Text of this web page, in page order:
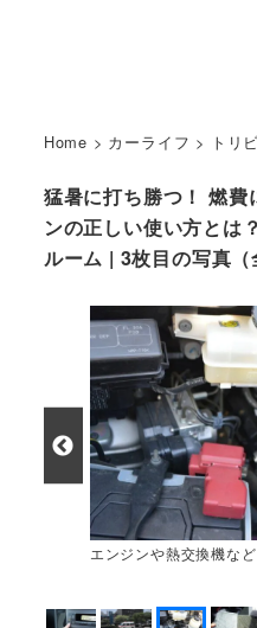
Home > カーライフ > トリ
猛暑に打ち勝つ！ 燃費
ンの正しい使い方とは
ルーム | 3枚目の写真（
エンジンや熱交換機な